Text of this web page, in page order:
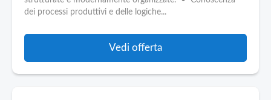
dei processi produttivi e delle logiche...
Vedi offerta